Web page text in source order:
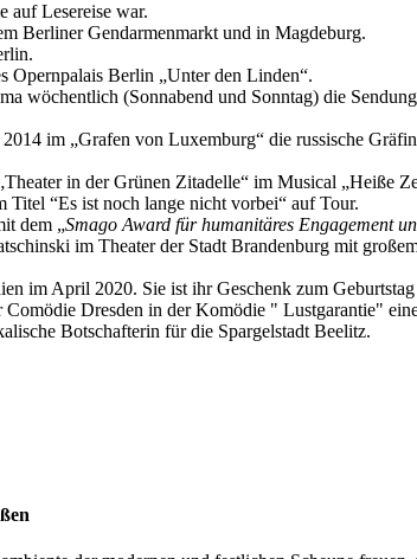
auf Lesereise war.
Berliner Gendarmenmarkt und in Magdeburg.
Opernpalais Berlin „Unter den Linden“.
wöchentlich (Sonnabend und Sonntag) die
im „Grafen von Luxemburg“ die russische
in der Grünen Zitadelle“ im Musical „Heiße
“Es ist noch lange nicht vorbei“ auf Tour.
dem „Smago Award für humanitäres Engagement
im Theater der Stadt Brandenburg mit
im April 2020. Sie ist ihr Geschenk zum
Dresden in der Komödie " Lustgarantie"
Botschafterin für die Spargelstadt Beelitz.